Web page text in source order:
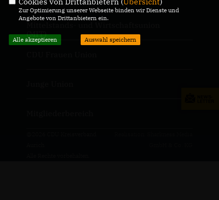
(MIT)
Zur Optimierung unserer Webseite binden wir Dienste und
Angebote von Drittanbietern ein.
Alle akzeptieren Auswahl speichern